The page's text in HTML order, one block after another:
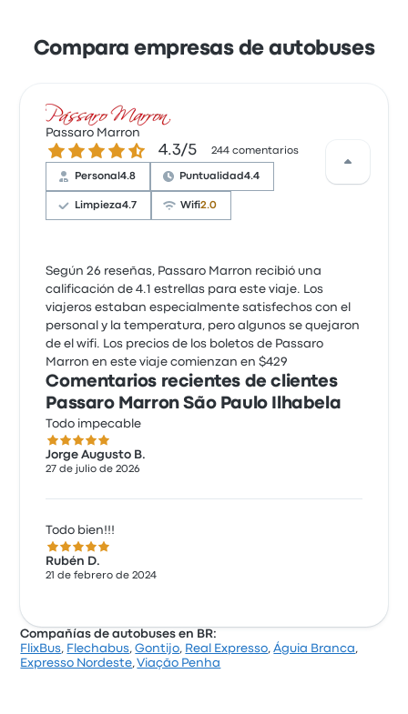
Compara empresas de autobuses
Passaro Marron
4.3 de 5 estrellas4.3/5 244 comentarios
Personal4.8 Puntualidad4.4
Limpieza4.7 Wifi2.0
Según 26 reseñas, Passaro Marron recibió una
calificación de 4.1 estrellas para este viaje. Los
viajeros estaban especialmente satisfechos con el
personal y la temperatura, pero algunos se quejaron
de el wifi. Los precios de los boletos de Passaro
Marron en este viaje comienzan en $429
Comentarios recientes de clientes
Passaro Marron São Paulo Ilhabela
Todo impecable
5.0 de 5 estrellas
Jorge Augusto B.
27 de julio de 2026
Todo bien!!!
5.0 de 5 estrellas
Rubén D.
21 de febrero de 2024
Compañías de autobuses en BR:
FlixBus, Flechabus,Gontijo, Real Expresso,Águia Branca,
Expresso Nordeste,Viação Penha